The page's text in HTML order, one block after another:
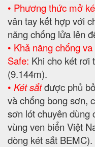
• Phương thức mở
vân tay kết hợp với
năng chống lửa lên
• Khả năng chống
Safe: Khi cho két rơi
(9.144m).
• Két sắtđược phủ
và chống bong sơn,
sơn lót chuyên dùng
vùng ven biển Việt
dòng két sắt BEMC).